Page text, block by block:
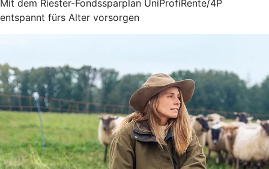
Mit dem Riester-Fondssparplan UniProfiRente/4P
entspannt fürs Alter vorsorgen